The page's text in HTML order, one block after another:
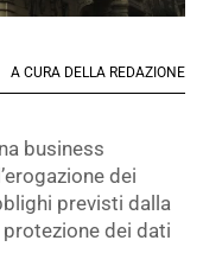
A CURA DELLA REDAZIONE
business
dei
previsti dalla
dei dati